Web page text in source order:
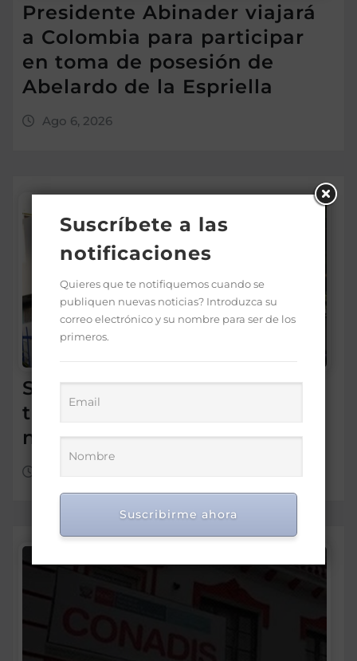
Presidente Abinader viajará
a Colombia para participar
en toma de posesión de
Abelardo de la Espriella
Ago 6, 2026
SNS: hospitales operan con
tres turnos de cuatro horas,
no con tanda extendida
Suscríbete a las
notificaciones
Quieres que te notifiquemos cuando se
publiquen nuevas noticias? Introduzca su
correo electrónico y su nombre para ser de los
primeros.
Suscribirme ahora